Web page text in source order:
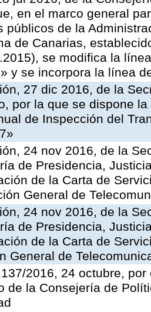
en el marco general
públicos de la
de Canarias,
se modifica la
y se incorpora la línea
27 dic 2016, de la
por la que se dispone
de Inspección del
24 nov 2016, de la
de Presidencia,
de la Carta de
General de
24 nov 2016, de la
de Presidencia,
de la Carta de
General de
2016, 24 octubre,
de la Consejería de